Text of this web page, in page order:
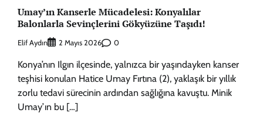
Umay’ın Kanserle Mücadelesi: Konyalılar
Balonlarla Sevinçlerini Gökyüzüne Taşıdı!
Elif Aydın 2 Mayıs 2026 0
Konya’nın Ilgın ilçesinde, yalnızca bir yaşındayken kanser
teşhisi konulan Hatice Umay Fırtına (2), yaklaşık bir yıllık
zorlu tedavi sürecinin ardından sağlığına kavuştu. Minik
Umay’ın bu […]